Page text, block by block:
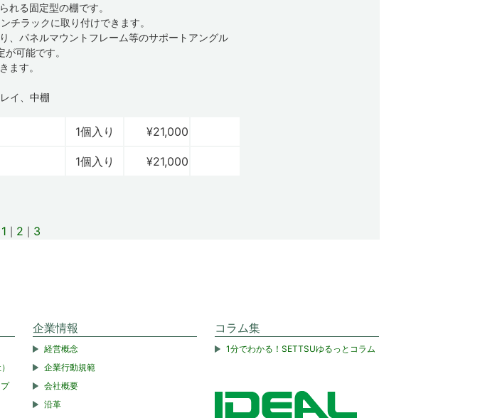
れる固定型の棚です。
チラックに取り付けできます。
、パネルマウントフレーム等のサポートアングル
可能です。
ます。
イ、中棚
1個入り ¥21,000
1個入り ¥21,000
1 2 3
企業情報
経営概念
企業行動規範
会社概要
沿革
コラム集
1分でわかる！SETTSUゆるっとコラム